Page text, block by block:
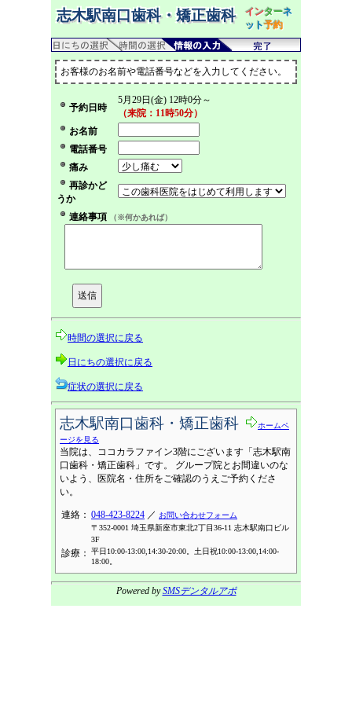
志木駅南口歯科・矯正歯科 インターネ
ット予約
お客様のお名前や電話番号などを入力してください。
予約日時
5月29日(金) 12時0分～
（来院：11時50分）
お名前
電話番号
痛み
再診かど
うか
連絡事項
（※何かあれば）
時間の選択に戻る
日にちの選択に戻る
症状の選択に戻る
志木駅南口歯科・矯正歯科
ホームペ
ージを見る
当院は、ココカラファイン3階にございます「志木駅南
口歯科・矯正歯科」です。 グループ院とお間違いのな
いよう、医院名・住所をご確認のうえご予約くださ
い。
連絡： 048-423-8224 ／ お問い合わせフォーム
〒352-0001 埼玉県新座市東北2丁目36-11 志木駅南口ビル
3F
診療：
平日10:00-13:00,14:30-20:00。土日祝10:00-13:00,14:00-
18:00。
Powered bySMSデンタルアポ